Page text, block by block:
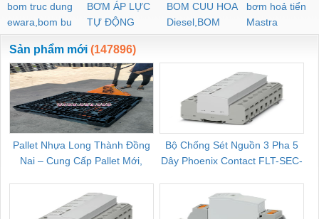
bom truc dung
ewara,bom bu
ewara
BƠM ÁP LỰC
TỰ ĐỘNG
BOM CUU HOA
Diesel,BOM
CHUA CHAY
bơm hoả tiển
Mastra
Sản phẩm mới (147896)
Pallet Nhựa Long Thành Đồng
Nai – Cung Cấp Pallet Mới,
Bộ Chống Sét Nguồn 3 Pha 5
Dây Phoenix Contact FLT-SEC-